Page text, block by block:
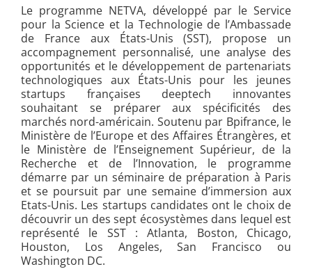
Le programme NETVA, développé par le Service
pour la Science et la Technologie de l’Ambassade
de France aux États-Unis (SST), propose un
accompagnement personnalisé, une analyse des
opportunités et le développement de partenariats
technologiques aux États-Unis pour les jeunes
startups françaises deeptech innovantes
souhaitant se préparer aux spécificités des
marchés nord-américain. Soutenu par Bpifrance, le
Ministère de l’Europe et des Affaires Étrangères, et
le Ministère de l’Enseignement Supérieur, de la
Recherche et de l’Innovation, le programme
démarre par un séminaire de préparation à Paris
et se poursuit par une semaine d’immersion aux
Etats-Unis. Les startups candidates ont le choix de
découvrir un des sept écosystèmes dans lequel est
représenté le SST : Atlanta, Boston, Chicago,
Houston, Los Angeles, San Francisco ou
Washington DC.